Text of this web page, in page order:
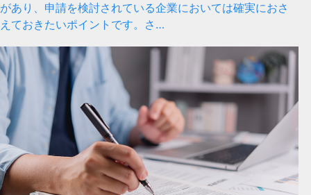
があり、申請を検討されている企業においては確実におさ
えておきたいポイントです。さ…